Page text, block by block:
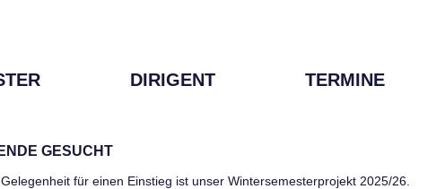
DIRIGENT TERMINE
GESUCHT
für einen Einstieg ist unser Wintersemesterprojekt 2025/26.